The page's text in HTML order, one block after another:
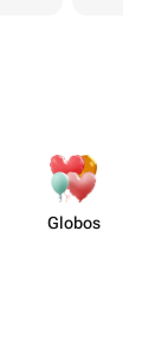
Globos